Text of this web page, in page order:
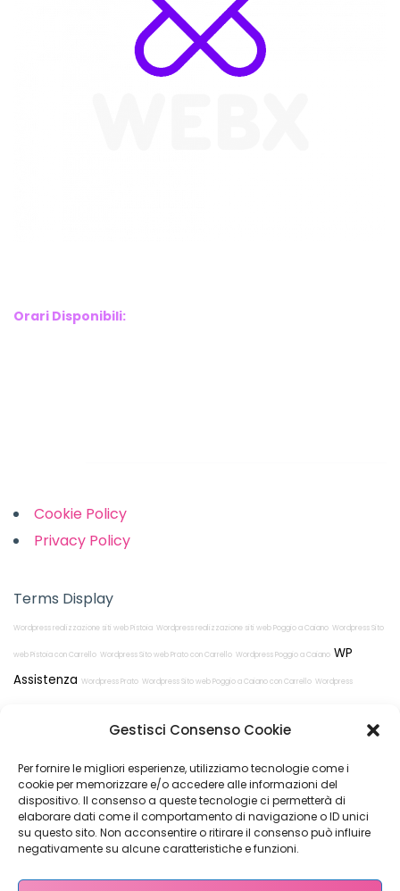
Gestisci Consenso Cookie
Per fornire le migliori esperienze, utilizziamo tecnologie come i
cookie per memorizzare e/o accedere alle informazioni del
dispositivo. Il consenso a queste tecnologie ci permetterà di
elaborare dati come il comportamento di navigazione o ID unici
su questo sito. Non acconsentire o ritirare il consenso può influire
negativamente su alcune caratteristiche e funzioni.
Orari Disponibili:
Cookie Policy
Privacy Policy
Terms Display
Wordpress realizzazione siti web Pistoia Wordpress realizzazione siti web Poggio a Caiano Wordpress Sito
web Pistoia con Carrello Wordpress Sito web Prato con Carrello Wordpress Poggio a Caiano WP
Assistenza Wordpress Prato Wordpress Sito web Poggio a Caiano con Carrello Wordpress
Restiamo in
contatto!